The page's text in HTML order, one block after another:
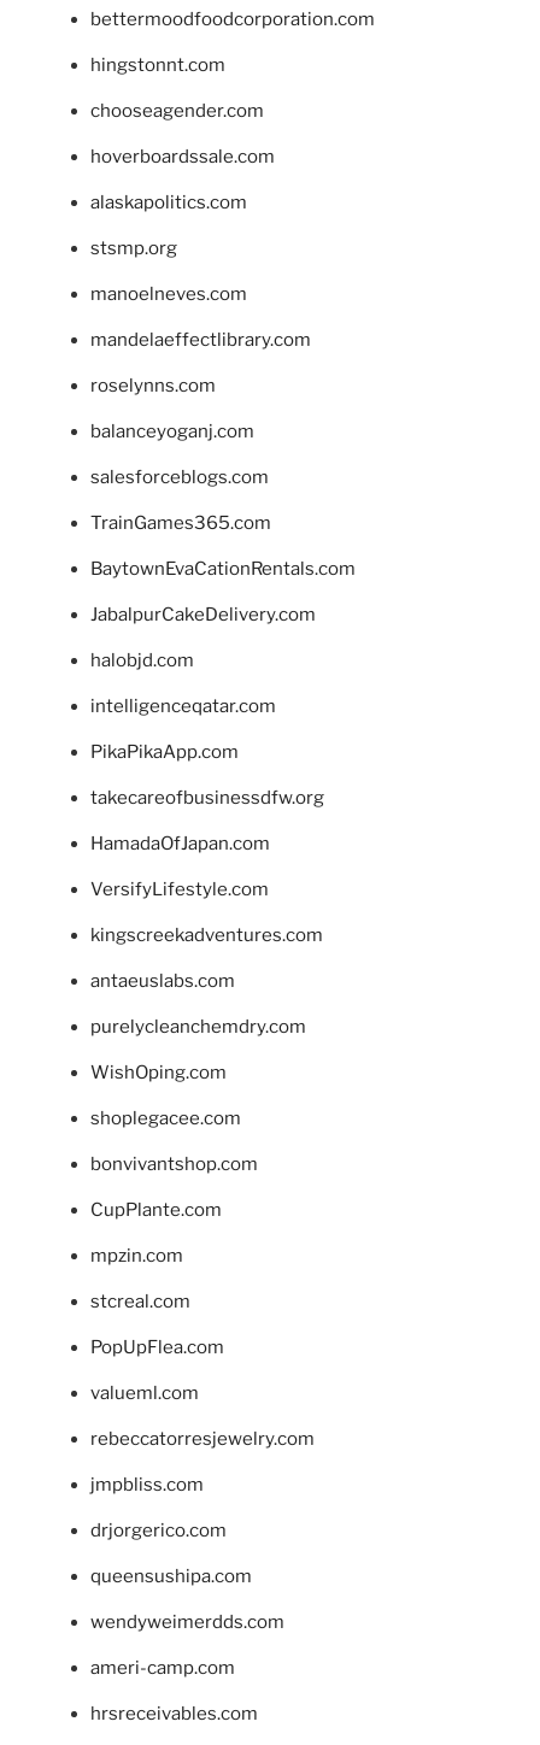
bettermoodfoodcorporation.com
hingstonnt.com
chooseagender.com
hoverboardssale.com
alaskapolitics.com
stsmp.org
manoelneves.com
mandelaeffectlibrary.com
roselynns.com
balanceyoganj.com
salesforceblogs.com
TrainGames365.com
BaytownEvaCationRentals.com
JabalpurCakeDelivery.com
halobjd.com
intelligenceqatar.com
PikaPikaApp.com
takecareofbusinessdfw.org
HamadaOfJapan.com
VersifyLifestyle.com
kingscreekadventures.com
antaeuslabs.com
purelycleanchemdry.com
WishOping.com
shoplegacee.com
bonvivantshop.com
CupPlante.com
mpzin.com
stcreal.com
PopUpFlea.com
valueml.com
rebeccatorresjewelry.com
jmpbliss.com
drjorgerico.com
queensushipa.com
wendyweimerdds.com
ameri-camp.com
hrsreceivables.com